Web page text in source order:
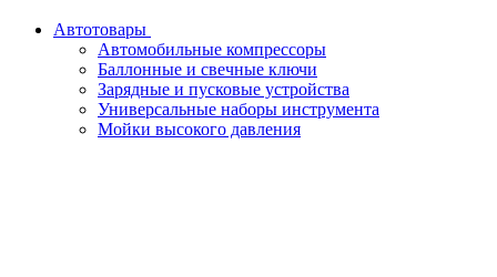
Автотовары
Автомобильные компрессоры
Баллонные и свечные ключи
Зарядные и пусковые устройства
Универсальные наборы инструмента
Мойки высокого давления